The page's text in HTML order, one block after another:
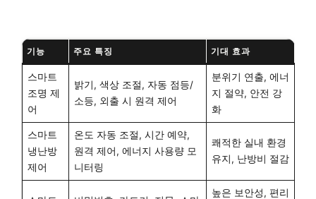
기능 주요 특징 기대 효과
스마트
조명 제
어
밝기, 색상 조절, 자동 점등/
소등, 외출 시 원격 제어
분위기 연출, 에너
지 절약, 안전 강
화
스마트
냉난방
제어
온도 자동 조절, 시간 예약,
원격 제어, 에너지 사용량 모
니터링
쾌적한 실내 환경
유지, 난방비 절감
높은 보안성, 편리